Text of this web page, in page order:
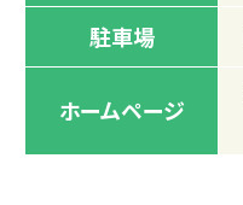
駐車場
ホームページ